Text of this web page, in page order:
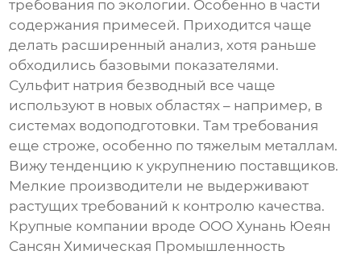
требования по экологии. Особенно в части
содержания примесей. Приходится чаще
делать расширенный анализ, хотя раньше
обходились базовыми показателями.
Сульфит натрия безводный все чаще
используют в новых областях – например, в
системах водоподготовки. Там требования
еще строже, особенно по тяжелым металлам.
Вижу тенденцию к укрупнению поставщиков.
Мелкие производители не выдерживают
растущих требований к контролю качества.
Крупные компании вроде OOO Хунань Юеян
Сансян Химическая Промышленность